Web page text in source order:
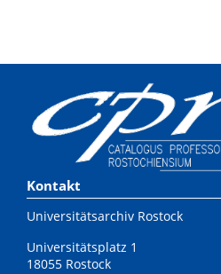
Kontakt
Universitätsarchiv Rostock
Universitätsplatz 1
18055 Rostock